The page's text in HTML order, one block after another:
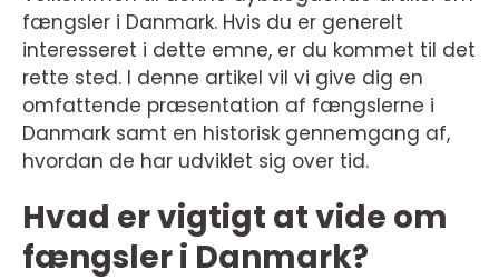
fængsler i Danmark. Hvis du er generelt
interesseret i dette emne, er du kommet til det
rette sted. I denne artikel vil vi give dig en
omfattende præsentation af fængslerne i
Danmark samt en historisk gennemgang af,
hvordan de har udviklet sig over tid.
Hvad er vigtigt at vide om
fængsler i Danmark?